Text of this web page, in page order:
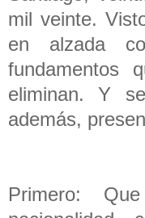
mil veinte.
en alzada
fundamentos
eliminan. Y
además,
Primero: